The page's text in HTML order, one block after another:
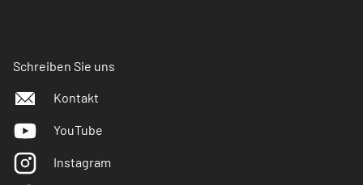
Schreiben Sie uns
Kontakt
YouTube
Instagram